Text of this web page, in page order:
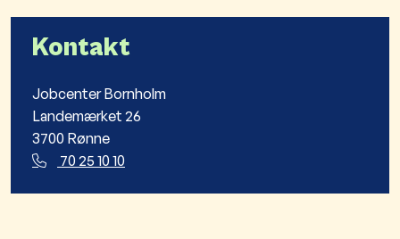
Kontakt
Jobcenter Bornholm
Landemærket 26
3700 Rønne
70 25 10 10